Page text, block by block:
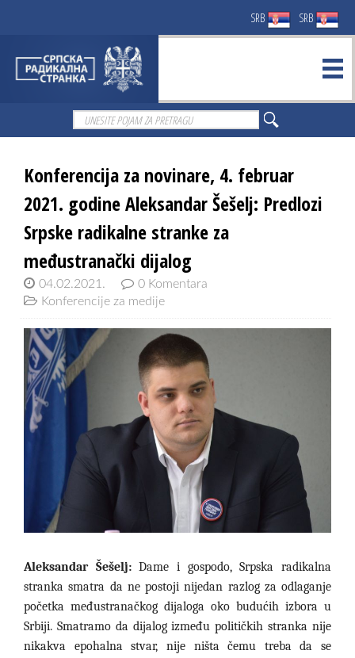
SRB SRB
Konferencija za novinare, 4. februar
2021. godine Aleksandar Šešelj: Predlozi
Srpske radikalne stranke za
međustranački dijalog
04.02.2021.
0 Komentara
Konferencije za medije
Aleksandar Šešelj:Dame i gospodo, Srpska radikalna
stranka smatra da ne postoji nijedan razlog za odlaganje
početka međustranačkog dijaloga oko budućih izbora u
Srbiji. Smatramo da dijalog između političkih stranka nije
nikakva epohalna stvar, nije ništa čemu treba da se